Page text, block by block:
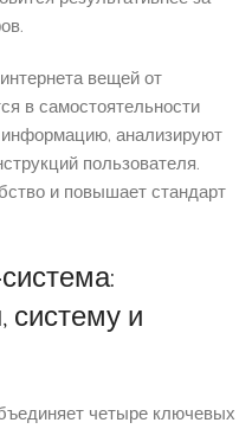
вещей от
в самостоятельности
анализируют
пользователя.
и повышает стандарт
систему и
четыре ключевых